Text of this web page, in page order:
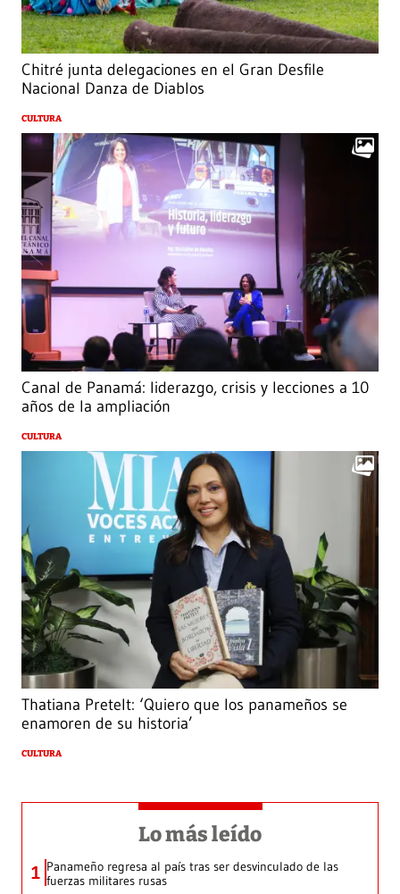
Chitré junta delegaciones en el Gran Desfile
Nacional Danza de Diablos
CULTURA
Canal de Panamá: liderazgo, crisis y lecciones a 10
años de la ampliación
CULTURA
Thatiana Pretelt: ‘Quiero que los panameños se
enamoren de su historia’
CULTURA
Lo más leído
1 Panameño regresa al país tras ser desvinculado de las
fuerzas militares rusas